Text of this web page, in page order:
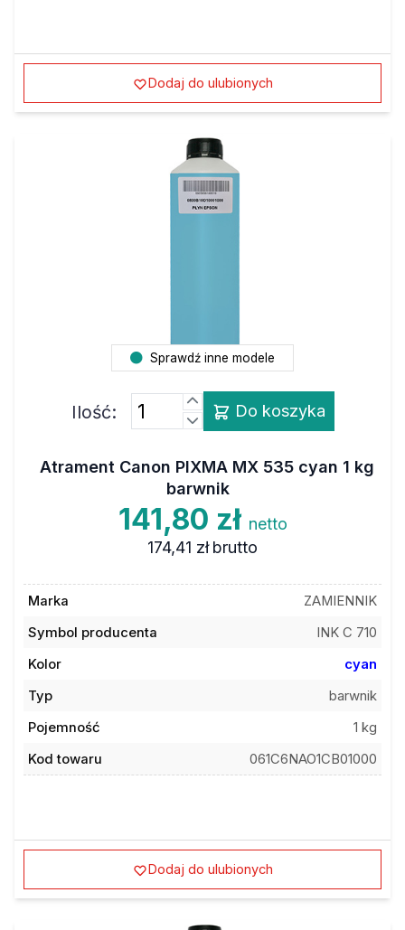
Dodaj do ulubionych
Sprawdź inne modele
Ilość: Do koszyka
Atrament Canon PIXMA MX 535 cyan 1 kg
barwnik
141,80 zł netto
174,41 zł brutto
Marka
ZAMIENNIK
Symbol producenta
INK C 710
Kolor
cyan
Typ
barwnik
Pojemność
1 kg
Kod towaru
061C6NAO1CB01000
Dodaj do ulubionych